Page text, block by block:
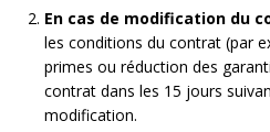
En cas de modification du
les conditions du contrat (par
primes ou réduction des
contrat dans les 15 jours
modification.